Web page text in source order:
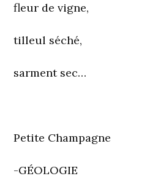
fleur de vigne,
tilleul séché,
sarment sec…
Petite Champagne
-GÉOLOGIE